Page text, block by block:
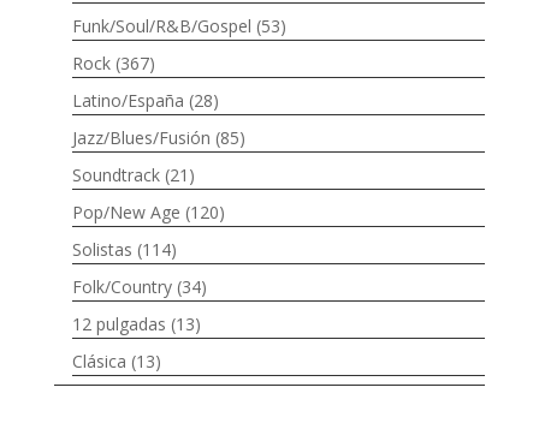
Funk/Soul/R&B/Gospel (53)
Rock (367)
Latino/España (28)
Jazz/Blues/Fusión (85)
Soundtrack (21)
Pop/New Age (120)
Solistas (114)
Folk/Country (34)
12 pulgadas (13)
Clásica (13)